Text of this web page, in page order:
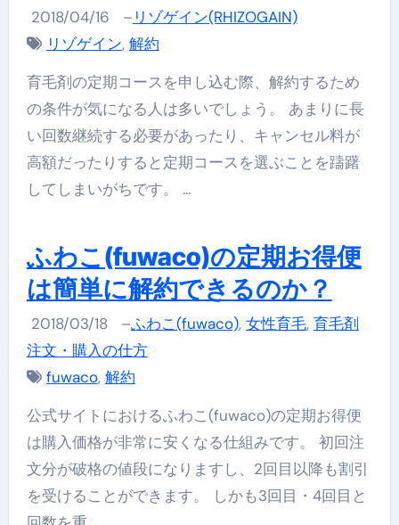
2018/04/16 – リゾゲイン(RHIZOGAIN)
リゾゲイン, 解約
育毛剤の定期コースを申し込む際、解約するため
の条件が気になる人は多いでしょう。 あまりに長
い回数継続する必要があったり、キャンセル料が
高額だったりすると定期コースを選ぶことを躊躇
してしまいがちです。 …
ふわこ(fuwaco)の定期お得便
は簡単に解約できるのか？
2018/03/18 –ふわこ(fuwaco), 女性育毛, 育毛剤
注文・購入の仕方
fuwaco, 解約
公式サイトにおけるふわこ(fuwaco)の定期お得便
は購入価格が非常に安くなる仕組みです。 初回注
文分が破格の値段になりますし、2回目以降も割引
を受けることができます。 しかも3回目・4回目と